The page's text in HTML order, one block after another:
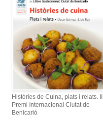
Històries de Cuina, plats i relats. III
Premi Internacional Ciutat de
Benicarló